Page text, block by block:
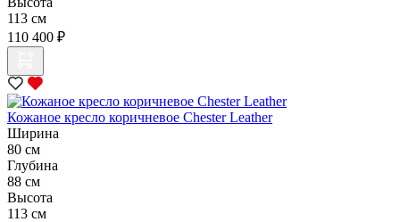
113 см
110 400 ₽
Кожаное кресло коричневое Chester Leather
Ширина
80 см
Глубина
88 см
Высота
113 см